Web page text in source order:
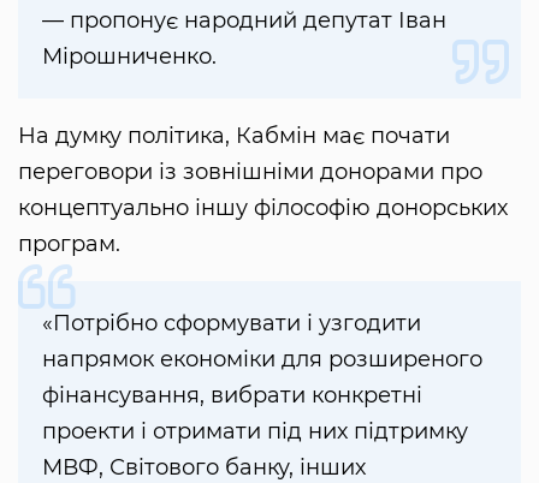
— пропонує народний депутат Іван
Мірошниченко.
На думку політика, Кабмін має почати
переговори із зовнішніми донорами про
концептуально іншу філософію донорських
програм.
«Потрібно сформувати і узгодити
напрямок економіки для розширеного
фінансування, вибрати конкретні
проекти і отримати під них підтримку
МВФ, Світового банку, інших